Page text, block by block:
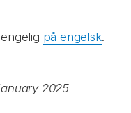
på engelsk.
2025